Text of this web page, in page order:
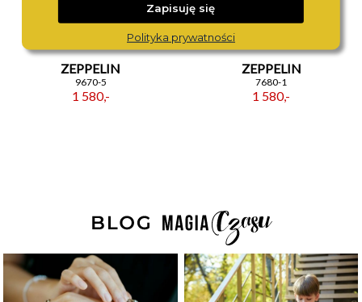
ZEPPELIN
9670-5
1 580,-
ZEPPELIN
7680-1
1 580,-
Zapisuję się
Polityka prywatności